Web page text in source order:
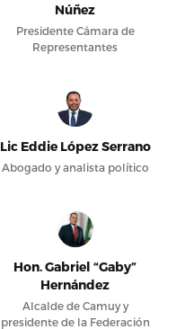
Núñez
Presidente Cámara de
Representantes
Lic Eddie López Serrano
Abogado y analista político
Hon. Gabriel “Gaby”
Hernández
Alcalde de Camuy y
presidente de la Federación